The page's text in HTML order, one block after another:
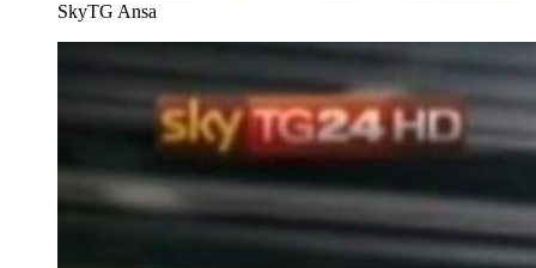
SkyTG Ansa